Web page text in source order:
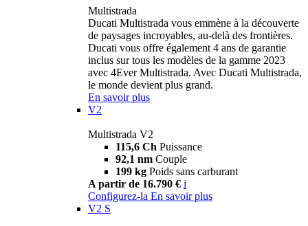
Multistrada
Ducati Multistrada vous emmène à la découverte
de paysages incroyables, au-delà des frontières.
Ducati vous offre également 4 ans de garantie
inclus sur tous les modèles de la gamme 2023
avec 4Ever Multistrada. Avec Ducati Multistrada,
le monde devient plus grand.
En savoir plus
V2
Multistrada V2
115,6 Ch Puissance
92,1 nm Couple
199 kg Poids sans carburant
A partir de 16.790 € i
Configurez-la En savoir plus
V2 S